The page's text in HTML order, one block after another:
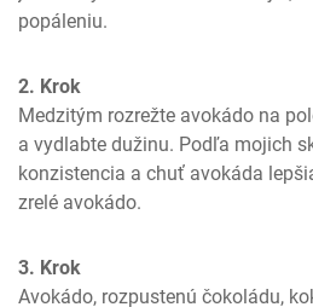
popáleniu.
2. Krok
Medzitým rozrežte avokádo na
a vydlabte dužinu. Podľa mojich
konzistencia a chuť avokáda
zrelé avokádo.
3. Krok
Avokádo, rozpustenú čokoládu,